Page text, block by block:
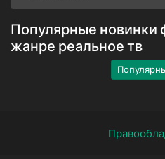
Популярные новинки
жанре реальное тв